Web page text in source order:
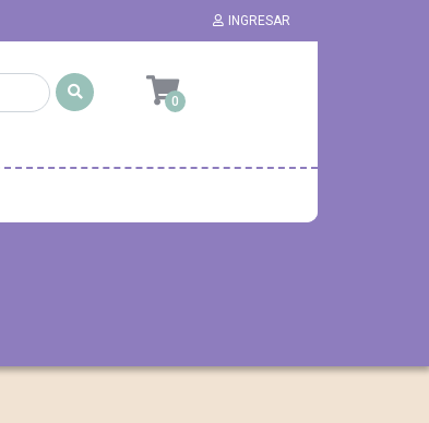
INGRESAR
0